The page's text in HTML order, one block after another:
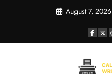
August 7, 2026